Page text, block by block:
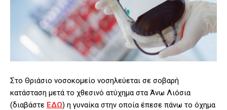
Στο Θριάσιο νοσοκομείο νοσηλεύεται σε σοβαρή
κατάσταση μετά το χθεσινό ατύχημα στα Άνω Λιόσια
(διαβάστε ΕΔΩ) η γυναίκα στην οποία έπεσε πάνω το όχημα